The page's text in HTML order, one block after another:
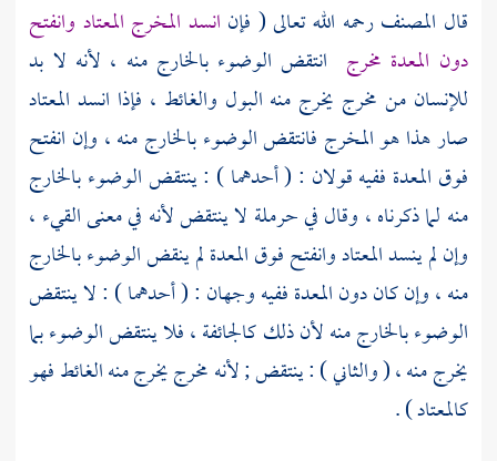
قال المصنفرحمه الله تعالى ( فإن انسد المخرج المعتاد وانفتح
دون المعدة مخرج انتقض الوضوء بالخارج منه ، لأنه لا بد
للإنسان من مخرج يخرج منه البول والغائط ، فإذا انسد المعتاد
صار هذا هو المخرج فانتقض الوضوء بالخارج منه ، وإن انفتح
فوق المعدة ففيه قولان : ( أحدهما ) : ينتقض الوضوء بالخارج
منه لما ذكرناه ، وقال فيحرملة لا ينتقض لأنه في معنى القيء ،
وإن لم ينسد المعتاد وانفتح فوق المعدة لم ينقض الوضوء بالخارج
منه ، وإن كان دون المعدة ففيه وجهان : ( أحدهما ) : لا ينتقض
الوضوء بالخارج منه لأن ذلك كالجائفة ، فلا ينتقض الوضوء بما
يخرج منه ، ( والثاني ) : ينتقض ; لأنه مخرج يخرج منه الغائط فهو
كالمعتاد ) .